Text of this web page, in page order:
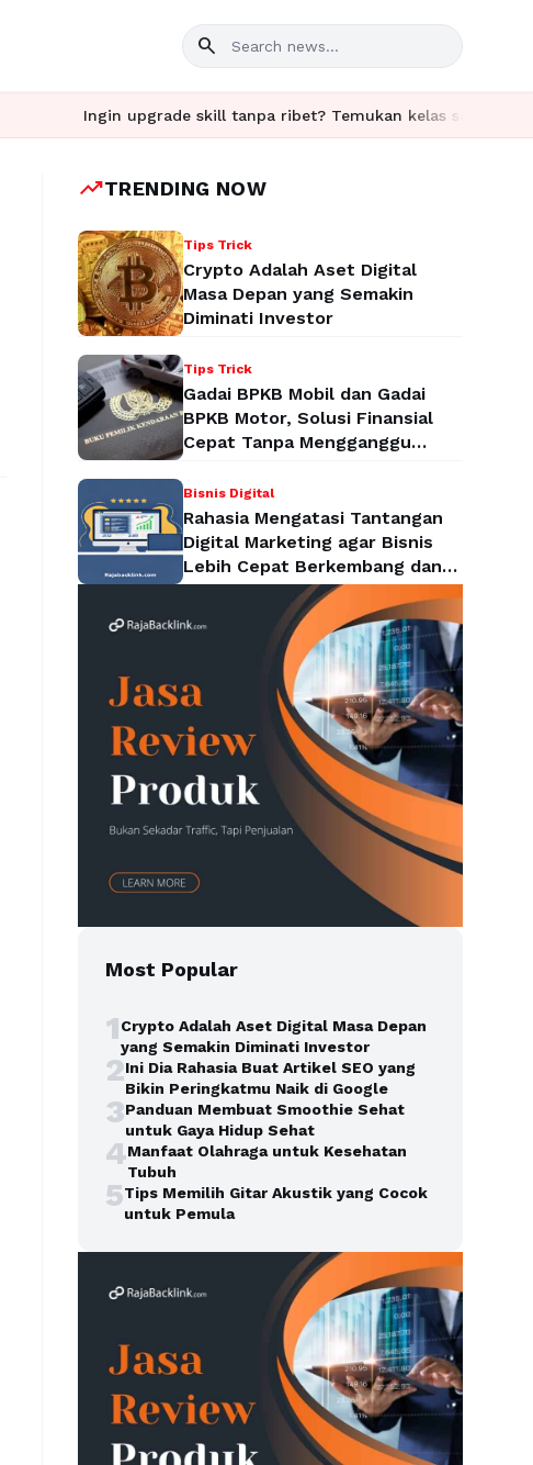
search
Ingin upgrade skill tanpa ribet? Temukan kelas seru dan materi
trending_upTRENDING NOW
Tips Trick
Crypto Adalah Aset Digital
Masa Depan yang Semakin
Diminati Investor
Tips Trick
Gadai BPKB Mobil dan Gadai
BPKB Motor, Solusi Finansial
Cepat Tanpa Mengganggu
Bisnis Digital
Rahasia Mengatasi Tantangan
Digital Marketing agar Bisnis
Lebih Cepat Berkembang dan
Mendominasi Pasar
Most Popular
1Crypto Adalah Aset Digital Masa Depan
yang Semakin Diminati Investor
2Ini Dia Rahasia Buat Artikel SEO yang
Bikin Peringkatmu Naik di Google
3Panduan Membuat Smoothie Sehat
untuk Gaya Hidup Sehat
4Manfaat Olahraga untuk Kesehatan
Tubuh
5Tips Memilih Gitar Akustik yang Cocok
untuk Pemula